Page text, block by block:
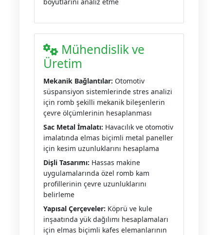
Mühendislik ve
Üretim
Mekanik Bağlantılar: Otomotiv
süspansiyon sistemlerinde stres analizi
için romb şekilli mekanik bileşenlerin
çevre ölçümlerinin hesaplanması
Sac Metal İmalatı: Havacılık ve otomotiv
imalatında elmas biçimli metal paneller
için kesim uzunluklarını hesaplama
Dişli Tasarımı: Hassas makine
uygulamalarında özel romb kam
profillerinin çevre uzunluklarını
belirleme
Yapısal Çerçeveler: Köprü ve kule
inşaatında yük dağılımı hesaplamaları
için elmas biçimli kafes elemanlarının